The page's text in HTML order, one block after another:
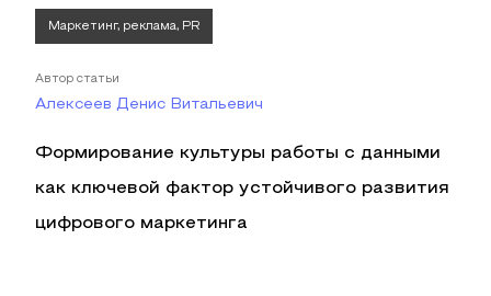
Маркетинг, реклама, PR
Автор статьи
Алексеев Денис Витальевич
Формирование культуры работы с данными
как ключевой фактор устойчивого развития
цифрового маркетинга